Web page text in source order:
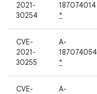
2021-
30254
187074014
*
CVE-
2021-
30255
A-
187074054
*
CVE-
A-